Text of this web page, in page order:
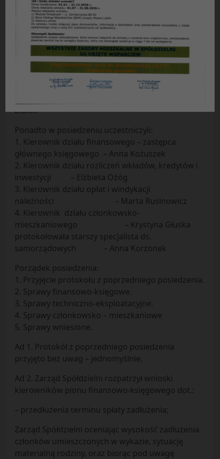
Protokół Nr 28/2009
z posiedzenia Zarządu Spółdzielni
Mieszkaniowej „Czuby” w Lublinie odbytego w
dniu 14.07.2009 r.
Obecni: Prezes Zarządu –
Ryszard Burski
Zastępca Prezesa ds. eksploatacyjnych – Anna
Ziółek
Ponadto w posiedzeniu uczestniczyli:
1. Kierownik działu finansowego – zastępca
głównego księgowego – Anna Kożuszek
2. Kierownik działu rozliczeń wkładów, kredytów i
inwestycji – Elżbieta Ożóg
3. Kierownik działu opłat i windykacji
należności – Marta Rusinowicz
4. Kierownik działu członkowsko-
mieszkaniowego – Krystyna Głuska
protokołowała starszy specjalista ds.
samorządowych – Anna Korzonek
Porządek posiedzenia:
1. Przyjęcie protokołu z poprzedniego posiedzenia.
2. Sprawy finansowo-księgowe.
3. Sprawy techniczno-eksploatacyjne.
4. Sprawy członkowsko – mieszkaniowe
5. Sprawy wniesione.
Ad 1. Protokół z poprzedniego posiedzenia
przyjęto bez uwag – jednomyślnie.
Ad 2. Zarząd Spółdzielni rozpatrzył wnioski
kierowników pionu finansowo-księgowego dot.:
– przedłużenia terminu spłaty zadłużenia;
Zarząd Spółdzielni oceniając wysokość zadłużenia
członków umieszczonych w wykazie, sytuację
materialną rodziny, oraz biorąc pod uwagę